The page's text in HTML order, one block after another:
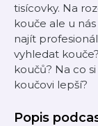
tisícovky. Na
kouče ale u
najít
vyhledat
koučů? Na co
koučovi lepší?
Popis